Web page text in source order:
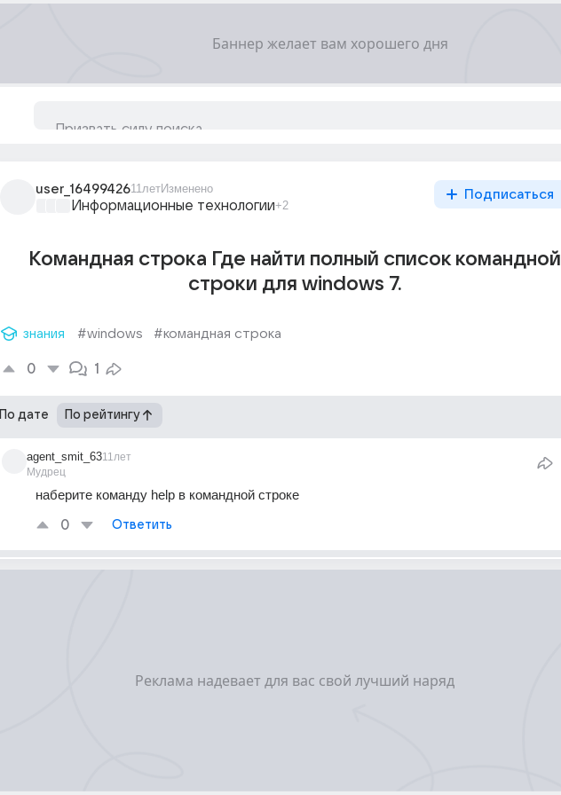
user_1649942611летИзменено
Информационные технологии+2
Подписаться
Командная строка Где найти полный список командной
строки для windows 7.
знания #windows #командная строка
0 1
По дате По рейтингу
agent_smit_63
Мудрец
11лет
наберите команду help в командной строке
0 Ответить